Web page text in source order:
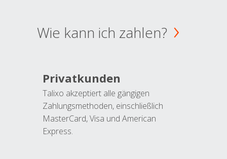
Wie kann ich zahlen?
Privatkunden
Talixo akzeptiert alle gängigen
Zahlungsmethoden, einschließlich
MasterCard, Visa und American
Express.